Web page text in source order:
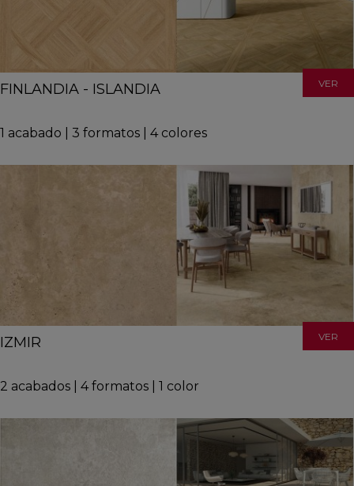
FINLANDIA - ISLANDIA VER
1 acabado 3 formatos 4 colores
IZMIR VER
2 acabados 4 formatos 1 color